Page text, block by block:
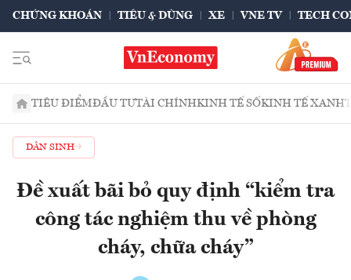
CHỨNG KHOÁN TIÊU & DÙNG XE VNE TV TECH
TIÊU ĐIỂMĐẦU TƯTÀI CHÍNHKINH TẾ SỐKINH TẾ XANH
DÂN SINH
Đề xuất bãi bỏ quy định “kiểm tra
công tác nghiệm thu về phòng
cháy, chữa cháy”